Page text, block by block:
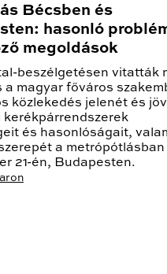
Bécsben és
hasonló
megoldások
beszélgetésen vitatták
a magyar főváros
közlekedés jelenét és
kerékpárrendszerek
és hasonlóságait,
a metrópótlásban
21-én, Budapesten.
aron